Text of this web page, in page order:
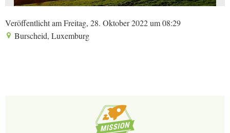
Veröffentlicht am Freitag, 28. Oktober 2022 um 08:29
Burscheid, Luxemburg